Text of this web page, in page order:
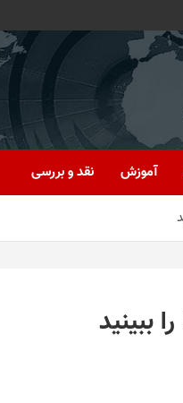
آموزش نقد و بررسی